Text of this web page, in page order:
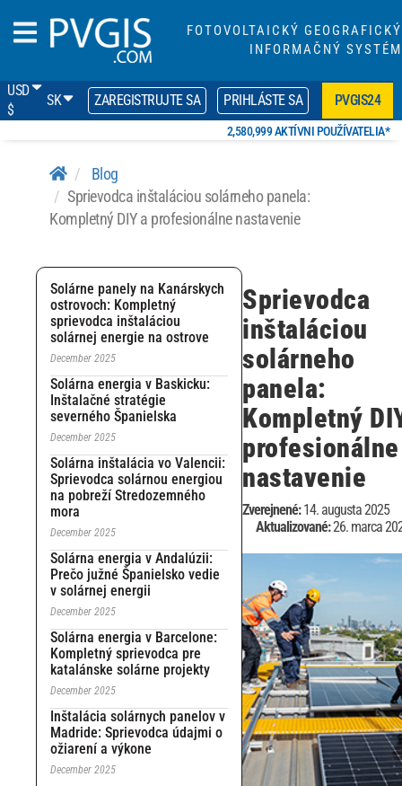
FOTOVOLTAICKÝ GEOGRAFICKÝ
INFORMAČNÝ SYSTÉM
USD
$
SK ZAREGISTRUJTE SA PRIHLÁSTE SA PVGIS24
2,580,999 AKTÍVNI POUŽÍVATELIA*
Blog
Sprievodca inštaláciou solárneho panela:
Kompletný DIY a profesionálne nastavenie
Solárne panely na Kanárskych
ostrovoch: Kompletný
sprievodca inštaláciou
solárnej energie na ostrove
December 2025
Solárna energia v Baskicku:
Inštalačné stratégie
severného Španielska
December 2025
Solárna inštalácia vo Valencii:
Sprievodca solárnou energiou
na pobreží Stredozemného
mora
December 2025
Solárna energia v Andalúzii:
Prečo južné Španielsko vedie
v solárnej energii
December 2025
Solárna energia v Barcelone: ​​
Kompletný sprievodca pre
katalánske solárne projekty
December 2025
Inštalácia solárnych panelov v
Madride: Sprievodca údajmi o
ožiarení a výkone
December 2025
Sprievodca
inštaláciou
solárneho
panela:
Kompletný
profesionálne
nastavenie
Zverejnené: 14. augusta 2025
Aktualizované:26. marca